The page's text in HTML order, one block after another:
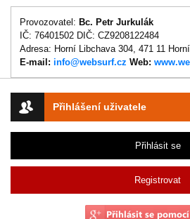
Přihlášení uživatele
Přihlásit se
Registrovat
Provozovatel: Bc. Petr Jurkulák
IČ: 76401502 DIČ: CZ9208122484
Adresa: Horní Libchava 304, 471 11
E-mail: info@websurf.cz Web: